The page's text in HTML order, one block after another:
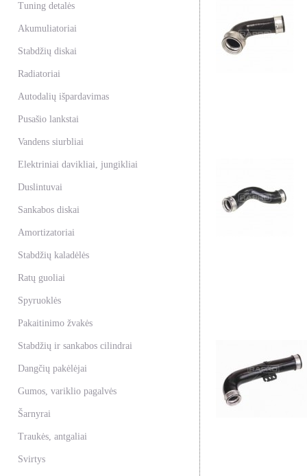
Tuning detalės
Akumuliatoriai
Stabdžių diskai
Radiatoriai
Autodalių išpardavimas
Pusašio lankstai
Vandens siurbliai
Elektriniai davikliai, jungikliai
Duslintuvai
Sankabos diskai
Amortizatoriai
Stabdžių kaladėlės
Ratų guoliai
Spyruoklės
Pakaitinimo žvakės
Stabdžių ir sankabos cilindrai
Dangčių pakėlėjai
Gumos, variklio pagalvės
Šarnyrai
Traukės, antgaliai
Svirtys